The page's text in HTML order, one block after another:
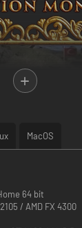
quatrième épisode
de contrôler
MacOS
64 bit
/ AMD FX 4300